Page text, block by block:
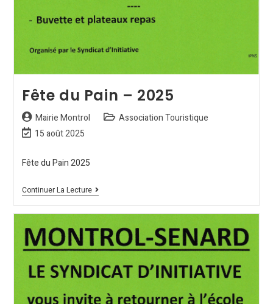
Fête du Pain – 2025
Mairie Montrol
Association Touristique
15 août 2025
Fête du Pain 2025
Continuer La Lecture